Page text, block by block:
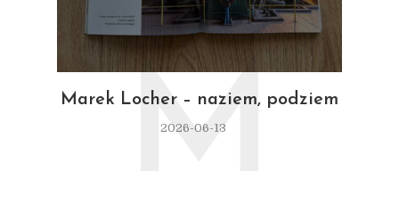
Marek Locher – naziem, podziem
2026-06-13
M